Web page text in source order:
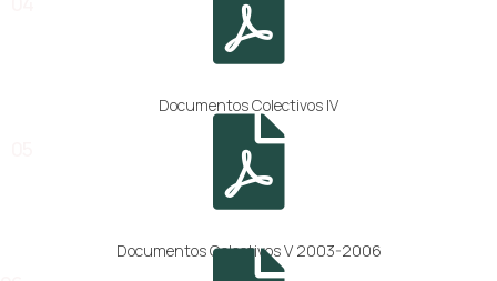
Documentos Colectivos IV
Documentos Colectivos V 2003-2006